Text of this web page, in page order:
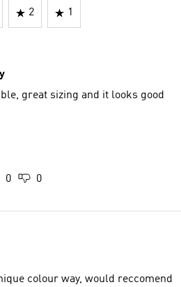
2 1
great sizing and it looks good
0 0
colour way, would reccomend